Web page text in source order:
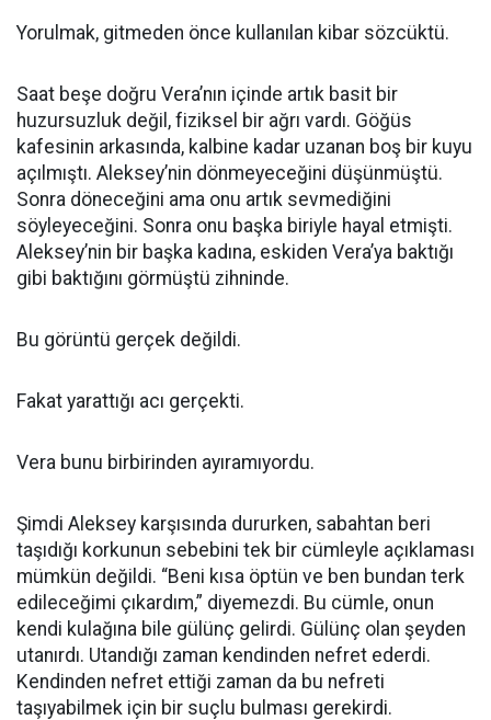
Yorulmak, gitmeden önce kullanılan kibar sözcüktü.
Saat beşe doğru Vera’nın içinde artık basit bir
huzursuzluk değil, fiziksel bir ağrı vardı. Göğüs
kafesinin arkasında, kalbine kadar uzanan boş bir kuyu
açılmıştı. Aleksey’nin dönmeyeceğini düşünmüştü.
Sonra döneceğini ama onu artık sevmediğini
söyleyeceğini. Sonra onu başka biriyle hayal etmişti.
Aleksey’nin bir başka kadına, eskiden Vera’ya baktığı
gibi baktığını görmüştü zihninde.
Bu görüntü gerçek değildi.
Fakat yarattığı acı gerçekti.
Vera bunu birbirinden ayıramıyordu.
Şimdi Aleksey karşısında dururken, sabahtan beri
taşıdığı korkunun sebebini tek bir cümleyle açıklaması
mümkün değildi. “Beni kısa öptün ve ben bundan terk
edileceğimi çıkardım,” diyemezdi. Bu cümle, onun
kendi kulağına bile gülünç gelirdi. Gülünç olan şeyden
utanırdı. Utandığı zaman kendinden nefret ederdi.
Kendinden nefret ettiği zaman da bu nefreti
taşıyabilmek için bir suçlu bulması gerekirdi.